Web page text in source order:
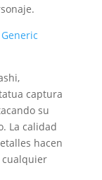
captura
su
La calidad
hacen
cualquier